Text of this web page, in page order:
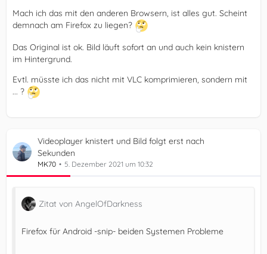
Mach ich das mit den anderen Browsern, ist alles gut. Scheint
demnach am Firefox zu liegen?
Das Original ist ok. Bild läuft sofort an und auch kein knistern
im Hintergrund.
Evtl. müsste ich das nicht mit VLC komprimieren, sondern mit
... ?
Videoplayer knistert und Bild folgt erst nach
Sekunden
MK70 5. Dezember 2021 um 10:32
Zitat von AngelOfDarkness
Firefox für Android -snip- beiden Systemen Probleme